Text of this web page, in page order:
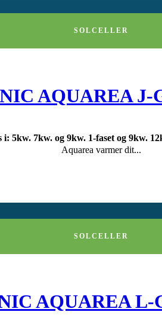
SOLCELLER
AQUAREA J-
i: 5kw. 7kw. og 9kw. 1-faset og 9kw.
Aquarea varmer dit...
SOLCELLER
AQUAREA